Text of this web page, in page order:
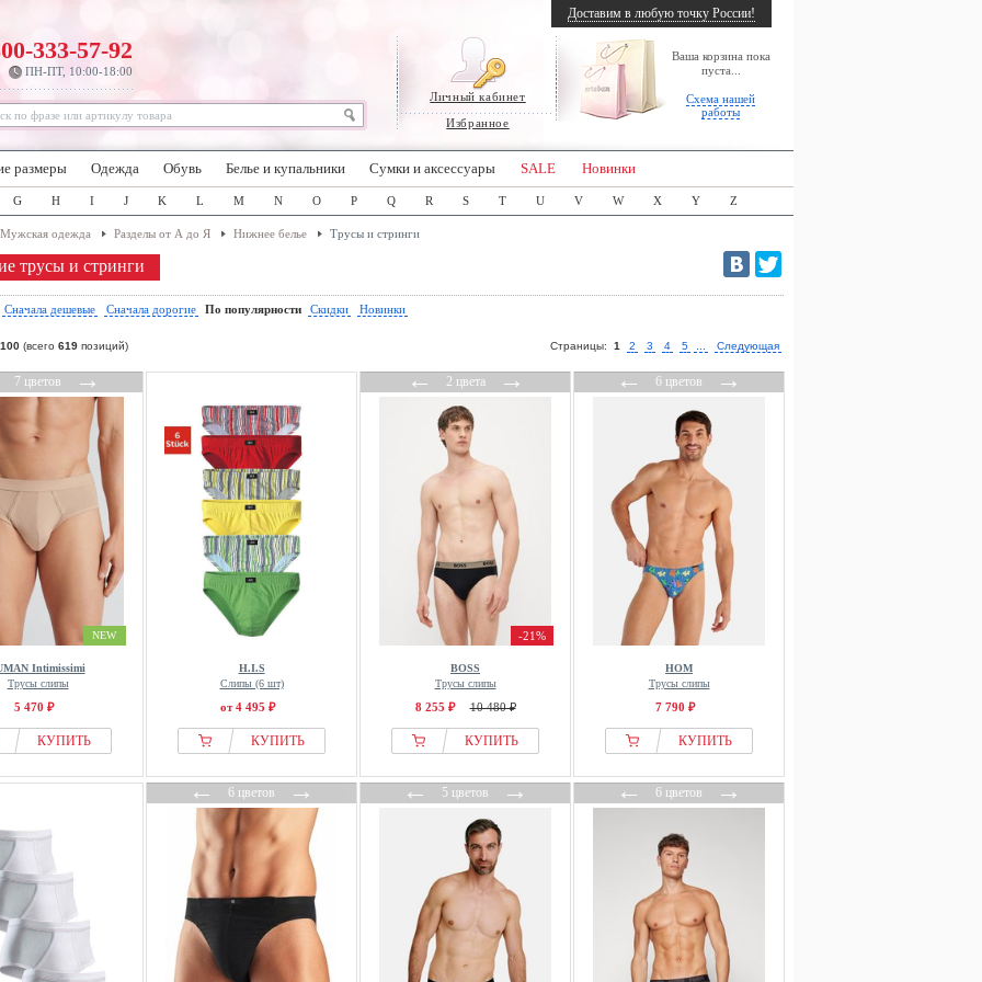
Личный кабинет
Избранное
Ваша корзина пока
пуста...
Схема нашей
работы
333-57-92
ПН-ПТ, 10:00-18:00
Доставим в любую точку России!
размеры Одежда Обувь Белье и купальники Сумки и аксессуары SALE Новинки
G H I J K L M N O P Q R S T U V W X Y Z
Мужская одежда Разделы от А до Я Нижнее белье Трусы и стринги
трусы и стринги
Сначала дешевые Сначала дорогие По популярности Скидки Новинки
100 (всего 619 позиций) Страницы: 1 2 3 4 5 Следующая
7 цветов→
NEW
Intimissimi
Трусы слипы
5 470 ₽
КУПИТЬ
H.I.S
Слипы (6 шт)
от 4 495 ₽
КУПИТЬ
←2 цвета→
-21%
BOSS
Трусы слипы
8 255 ₽ 10 480 ₽
КУПИТЬ
←6 цветов→
HOM
Трусы слипы
7 790 ₽
КУПИТЬ
←6 цветов→ ←5 цветов→ ←6 цветов→